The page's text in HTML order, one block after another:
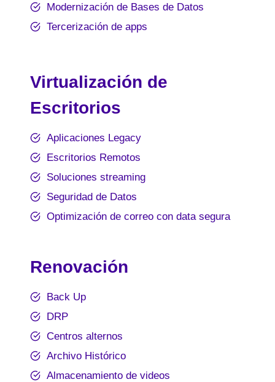
Modernización de Bases de Datos
Tercerización de apps
Virtualización de
Escritorios
Aplicaciones Legacy
Escritorios Remotos
Soluciones streaming
Seguridad de Datos
Optimización de correo con data segura
Renovación
Back Up
DRP
Centros alternos
Archivo Histórico
Almacenamiento de videos